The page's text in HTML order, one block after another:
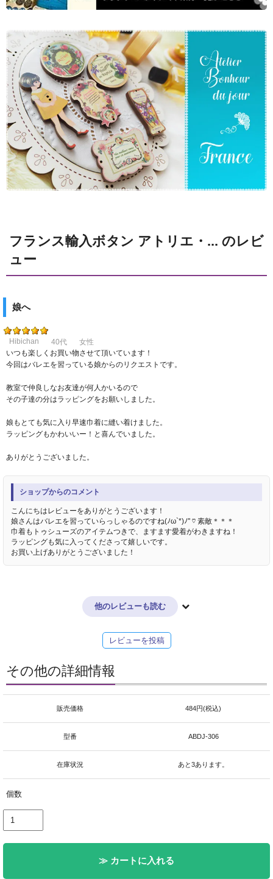
フランス輸入ボタン アトリエ・... のレビ
ュー
娘へ
Hibichan 40代
女性
いつも楽しくお買い物させて頂いています！
今回はバレエを習っている娘からのリクエストです。
教室で仲良しなお友達が何人かいるので
その子達の分はラッピングをお願いしました。
娘もとても気に入り早速巾着に縫い着けました。
ラッピングもかわいいー！と喜んでいました。
ありがとうございました。
ショップからのコメント
こんにちはレビューをありがとうございます！
娘さんはバレエを習っていらっしゃるのですね(ﾉω`*)ﾉ" ♡ 素敵＊＊＊
巾着もトゥシューズのアイテムつきで、ますます愛着がわきますね！
ラッピングも気に入ってくださって嬉しいです。
お買い上げありがとうございました！
他のレビューも読む
レビューを投稿
その他の詳細情報
販売価格 484円(税込)
型番 ABDJ-306
在庫状況 あと3あります。
個数
≫ カートに入れる